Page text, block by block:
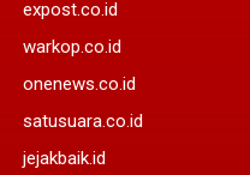
expost.co.id
warkop.co.id
onenews.co.id
satusuara.co.id
jejakbaik.id